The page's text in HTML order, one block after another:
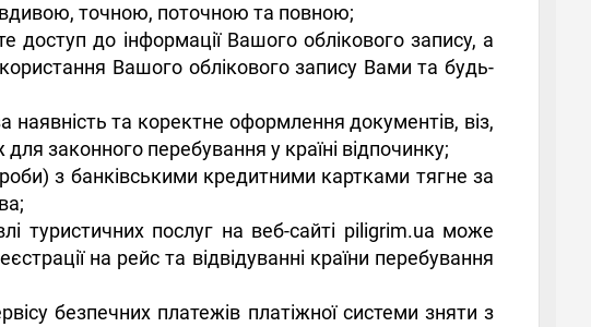
точною, поточною та повною;
до інформації Вашого облікового запису, а
Вашого облікового запису Вами та будь-
наявність та коректне оформлення документів, віз,
законного перебування у країні відпочинку;
з банківськими кредитними картками тягне за
туристичних послуг на веб-сайті piligrim.ua може
на рейс та відвідуванні країни перебування
безпечних платежів платіжної системи зняти з